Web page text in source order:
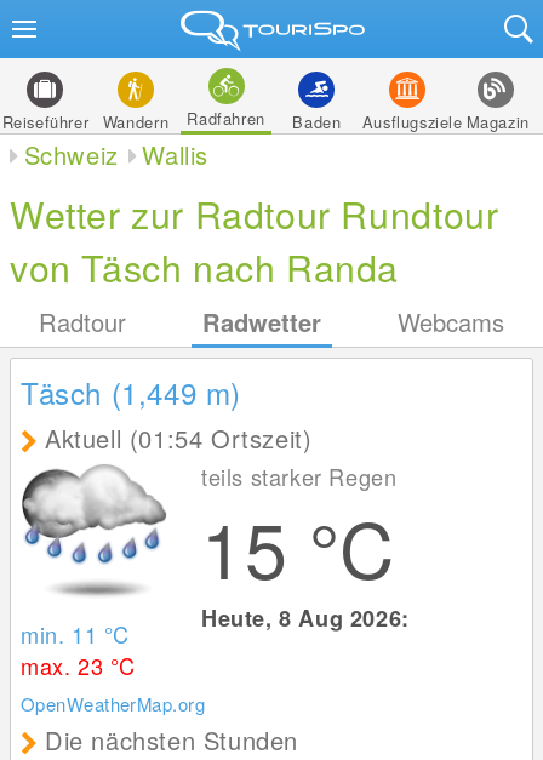
Reiseführer Wandern Radfahren Baden Ausflugsziele Magazin
Schweiz Wallis
Wetter zur Radtour Rundtour
von Täsch nach Randa
Radtour Radwetter Webcams
Täsch (1,449 m)
Aktuell (01:54 Ortszeit)
min. 11 °C
max. 23 °C
OpenWeatherMap.org
teils starker Regen
15 °C
Heute, 8 Aug 2026:
Die nächsten Stunden